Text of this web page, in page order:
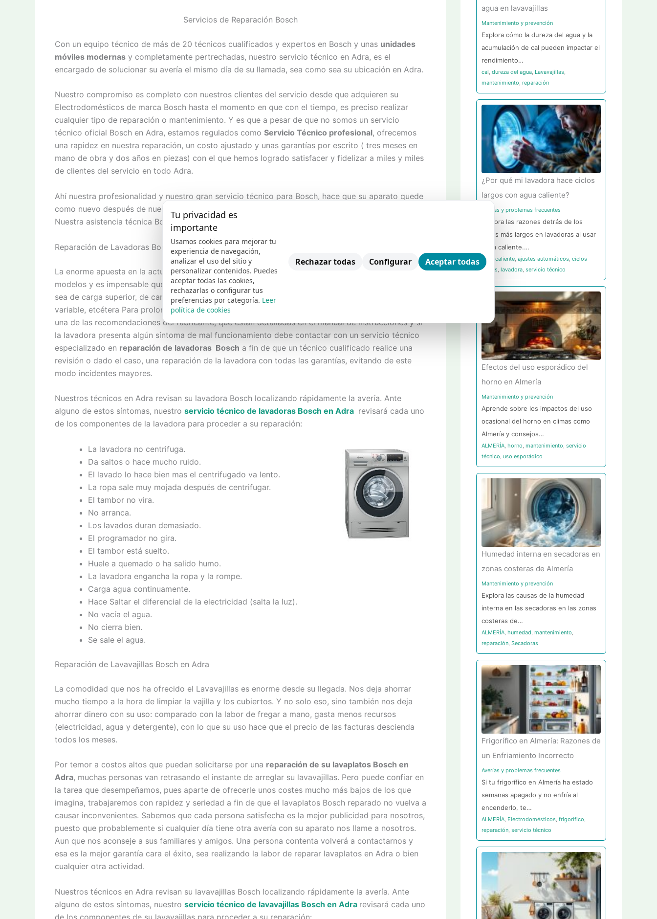
Servicios de Reparación Bosch
Con un equipo técnico de más de 20 técnicos cualificados y expertos en Bosch y unas unidades
móviles modernas y completamente pertrechadas, nuestro servicio técnico en Adra, es el
encargado de solucionar su avería el mismo día de su llamada, sea como sea su ubicación en Adra.
Nuestro compromiso es completo con nuestros clientes del servicio desde que adquieren su
Electrodomésticos de marca Bosch hasta el momento en que con el tiempo, es preciso realizar
cualquier tipo de reparación o mantenimiento. Y es que a pesar de que no somos un servicio
técnico oficial Bosch en Adra, estamos regulados como Servicio Técnico profesional, ofrecemos
una rapidez en nuestra reparación, un costo ajustado y unas garantías por escrito ( tres meses en
mano de obra y dos años en piezas) con el que hemos logrado satisfacer y fidelizar a miles y miles
de clientes del servicio en todo Adra.
Ahí nuestra profesionalidad y nuestro gran servicio técnico para Bosch, hace que su aparato quede
como nuevo después de nuestra asistencia, sea como sea nosotros efectuamos la reparación.
Nuestra asistencia técnica Bosch en Adra destaca los próximos servicios:
Reparación de Lavadoras Bosch en Adra
La enorme apuesta en la actualidad de Bosch son las Lavadoras
modelos y es impensable que no dispongamos en nuestro hogar de tan útil y necesario equipo, así
sea de carga superior, de carga frontal, electrónica, automática, semiautomática, de revolución
variable, etcétera Para prolongar la vida útil de las lavadoras, es preciso cumplir con todas y cada
una de las recomendaciones del fabricante, que están detalladas en el manual de instrucciones y si
la lavadora presenta algún síntoma de mal funcionamiento debe contactar con un servicio técnico
especializado en reparación de lavadoras Bosch a fin de que un técnico cualificado realice una
revisión o dado el caso, una reparación de la lavadora con todas las garantías, evitando de este
modo incidentes mayores.
Nuestros técnicos en Adra revisan su lavadora Bosch localizando rápidamente la avería. Ante
alguno de estos síntomas, nuestro servicio técnico de lavadoras Bosch en Adra revisará cada uno
de los componentes de la lavadora para proceder a su reparación:
La lavadora no centrifuga.
Da saltos o hace mucho ruido.
El lavado lo hace bien mas el centrifugado va lento.
La ropa sale muy mojada después de centrifugar.
El tambor no vira.
No arranca.
Los lavados duran demasiado.
El programador no gira.
El tambor está suelto.
Huele a quemado o ha salido humo.
La lavadora engancha la ropa y la rompe.
Carga agua continuamente.
Hace Saltar el diferencial de la electricidad (salta la luz).
No vacía el agua.
No cierra bien.
Se sale el agua.
Reparación de Lavavajillas Bosch en Adra
La comodidad que nos ha ofrecido el Lavavajillas es enorme desde su llegada. Nos deja ahorrar
mucho tiempo a la hora de limpiar la vajilla y los cubiertos. Y no solo eso, sino también nos deja
ahorrar dinero con su uso: comparado con la labor de fregar a mano, gasta menos recursos
(electricidad, agua y detergente), con lo que su uso hace que el precio de las facturas descienda
todos los meses.
Por temor a costos altos que puedan solicitarse por una reparación de su lavaplatos Bosch en
Adra, muchas personas van retrasando el instante de arreglar su lavavajillas. Pero puede confiar en
la tarea que desempeñamos, pues aparte de ofrecerle unos costes mucho más bajos de los que
imagina, trabajaremos con rapidez y seriedad a fin de que el lavaplatos Bosch reparado no vuelva a
causar inconvenientes. Sabemos que cada persona satisfecha es la mejor publicidad para nosotros,
puesto que probablemente si cualquier día tiene otra avería con su aparato nos llame a nosotros.
Aun que nos aconseje a sus familiares y amigos. Una persona contenta volverá a contactarnos y
esa es la mejor garantía cara el éxito, sea realizando la labor de reparar lavaplatos en Adra o bien
cualquier otra actividad.
Nuestros técnicos en Adra revisan su lavavajillas Bosch localizando rápidamente la avería. Ante
alguno de estos síntomas, nuestro servicio técnico de lavavajillas Bosch en Adra revisará cada uno
de los componentes de su lavavajillas para proceder a su reparación:
agua en lavavajillas
Mantenimiento y prevención
Explora cómo la dureza del agua y la
acumulación de cal pueden impactar el
rendimiento…
cal, dureza del agua, Lavavajillas,
mantenimiento, reparación
¿Por qué mi lavadora hace ciclos
largos con agua caliente?
Averías y problemas frecuentes
Explora las razones detrás de los
ciclos más largos en lavadoras al usar
agua caliente.…
agua caliente, ajustes automáticos, ciclos
largos, lavadora, servicio técnico
Efectos del uso esporádico del
horno en Almería
Mantenimiento y prevención
Aprende sobre los impactos del uso
ocasional del horno en climas como
Almería y consejos…
ALMERÍA, horno, mantenimiento, servicio
técnico, uso esporádico
Humedad interna en secadoras en
zonas costeras de Almería
Mantenimiento y prevención
Explora las causas de la humedad
interna en las secadoras en las zonas
costeras de…
ALMERÍA, humedad, mantenimiento,
reparación, Secadoras
Frigorífico en Almería: Razones de
un Enfriamiento Incorrecto
Averías y problemas frecuentes
Si tu frigorífico en Almería ha estado
semanas apagado y no enfría al
encenderlo, te…
ALMERÍA, Electrodomésticos, frigorífico,
reparación, servicio técnico
Tu privacidad es
importante
Usamos cookies para mejorar tu
experiencia de navegación,
analizar el uso del sitio y
personalizar contenidos. Puedes
aceptar todas las cookies,
rechazarlas o configurar tus
preferencias por categoría. Leer
política de cookies
Rechazar todas Configurar Aceptar todas